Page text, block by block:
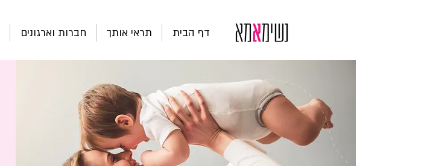
דף הבית תראי אותך חברות וארגונים